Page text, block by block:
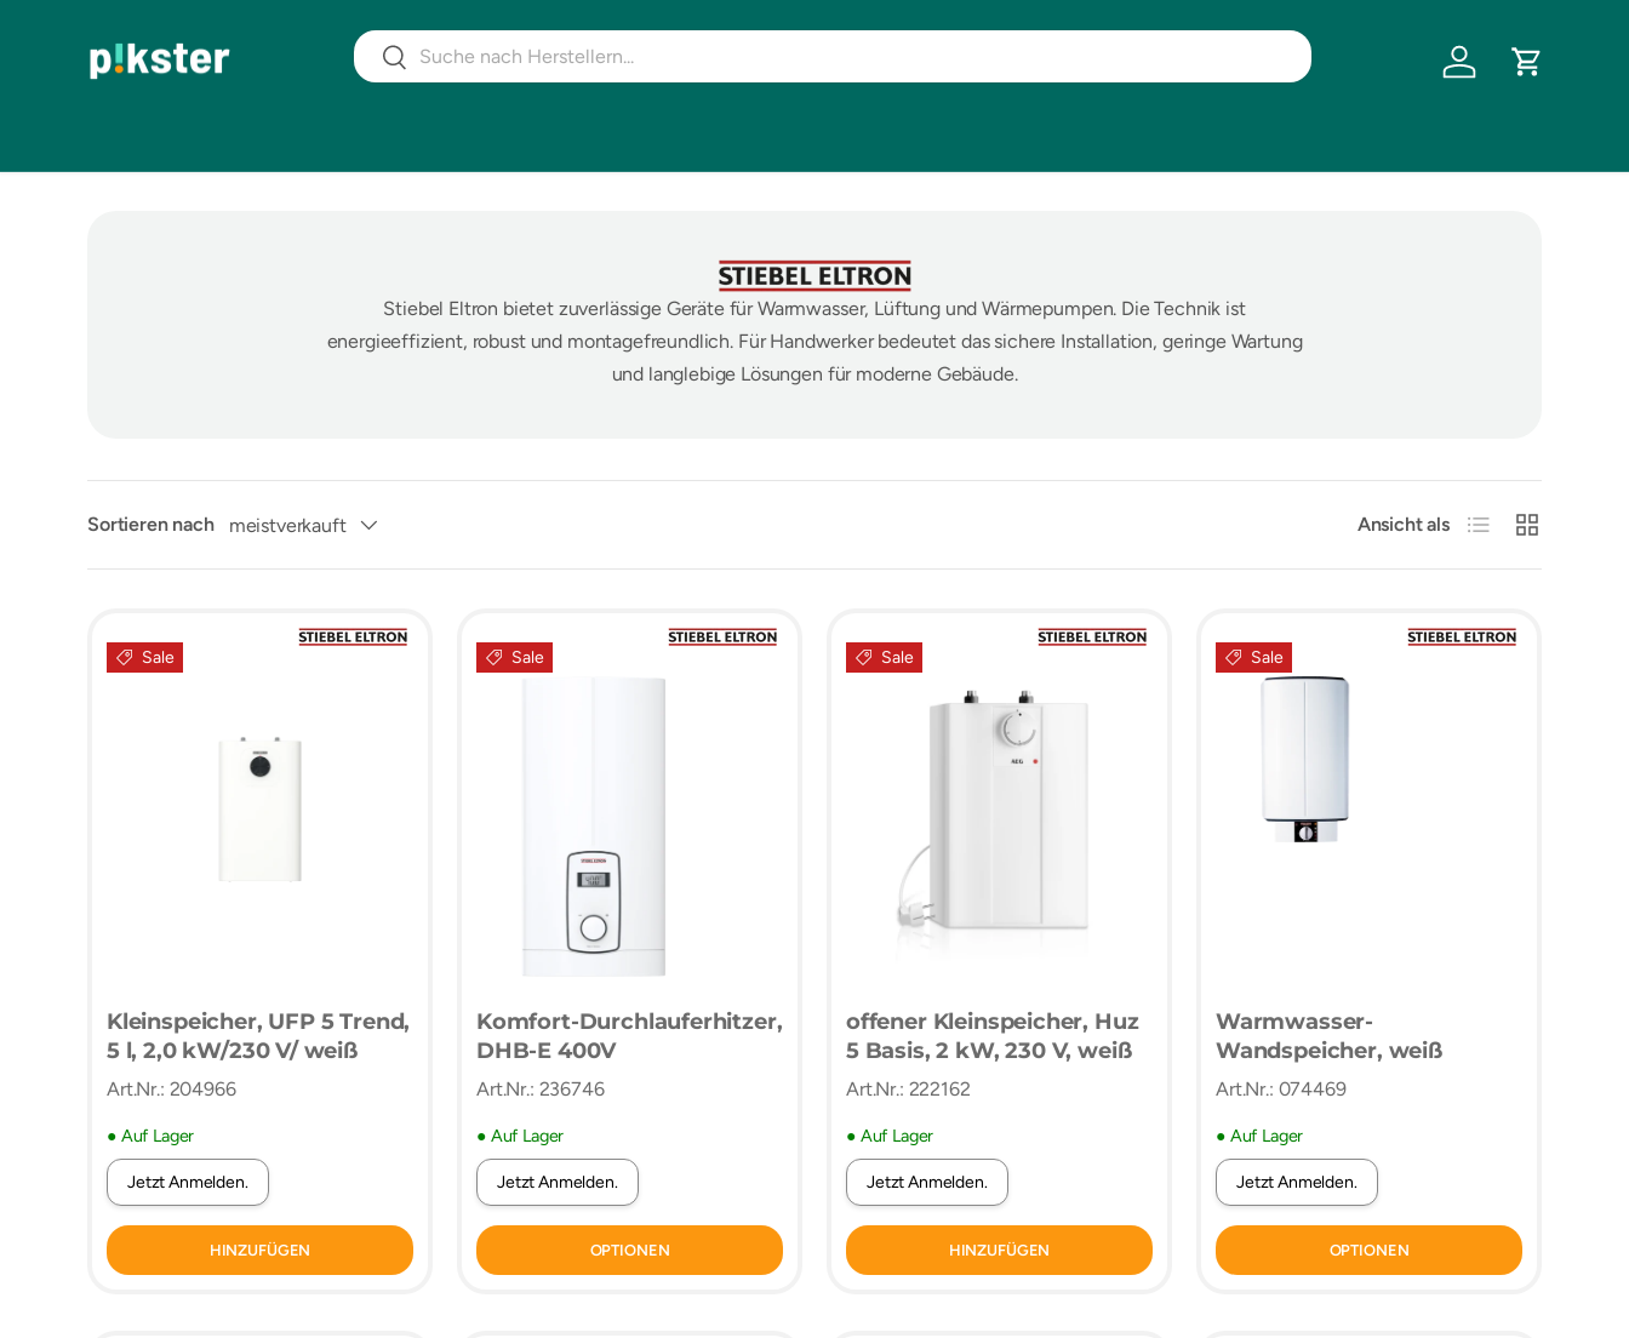
DIREKT ZUM INHALT Suchen
Suchen
Einloggen
Stiebel Eltron bietet zuverlässige Geräte für Warmwasser, Lüftung und Wärmepumpen. Die Technik ist
energieeffizient, robust und montagefreundlich. Für Handwerker bedeutet das sichere Installation, geringe Wartung
und langlebige Lösungen für moderne Gebäude.
Sortieren nach meistverkauft Ansicht als ProduktlisteProduktraster
Sale
Kleinspeicher, UFP 5 Trend,
5 l, 2,0 kW/230 V/ weiß
Art.Nr.: 204966
● Auf Lager
Jetzt Anmelden.
HINZUFÜGEN
Sale
Komfort-Durchlauferhitzer,
DHB-E 400V
Art.Nr.: 236746
● Auf Lager
Jetzt Anmelden.
OPTIONEN
Sale
offener Kleinspeicher, Huz
5 Basis, 2 kW, 230 V, weiß
Art.Nr.: 222162
● Auf Lager
Jetzt Anmelden.
HINZUFÜGEN
Sale
Warmwasser-
Wandspeicher, weiß
Art.Nr.: 074469
● Auf Lager
Jetzt Anmelden.
OPTIONEN